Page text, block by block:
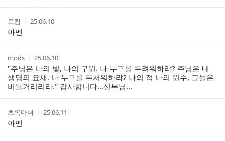
트
작
성
자
로킴
작
간
25.06.10
아멘
작
성
자
mods
작
성
시
간
25.06.10
"주님은 나의 빛, 나의 구원. 나 누구를 두려워하랴? 주님은 내
생명의 요새. 나 누구를 무서워하랴? 나의 적 나의 원수, 그들은
비틀거리리라." 감사합니다...신부님...
작
성
자
초록마녀
작
간
25.06.11
아멘